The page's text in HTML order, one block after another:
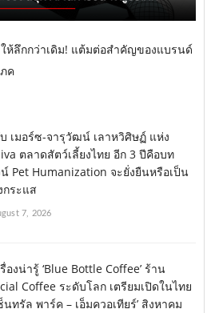
ให้ลึกกว่าเดิม! แต้มต่อสำคัญของแบรนด์
ค
เมอร์ซ-จารุวัฒน์ เลาหวิศิษฏ์ แห่ง
ตลาดสัตว์เลี้ยงไทย อีก 3 ปีคือบท
Pet Humanization จะยั่งยืนหรือเป็น
กระแส
7, 2026
องน่ารู้ ‘Blue Bottle Coffee’ ร้าน
Coffee ระดับโลก เตรียมเปิดในไทย
นทรัล พาร์ค – เอ็มควอเทียร์’ สิงหาคม